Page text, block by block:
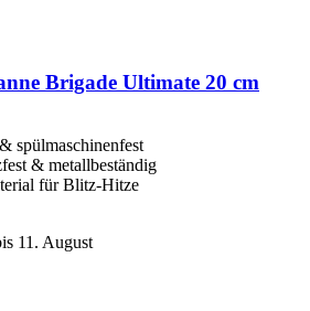
Brigade Ultimate 20 cm
spülmaschinenfest
& metallbeständig
für Blitz-Hitze
11. August